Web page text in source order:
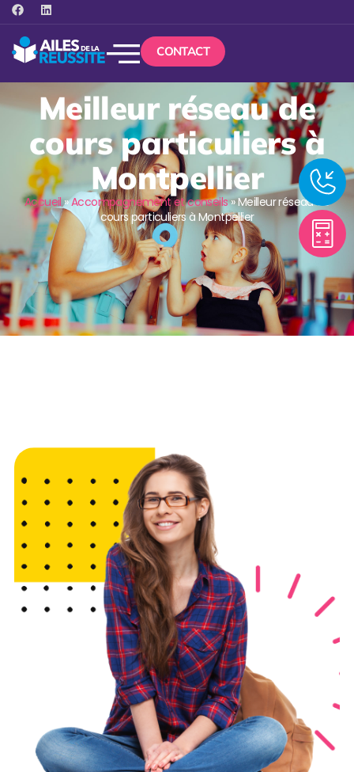
CONTACT
Meilleur réseau de
cours particuliers à
Montpellier
Accueil»Accompagnement et conseils»Meilleur réseau de
cours particuliers à Montpellier